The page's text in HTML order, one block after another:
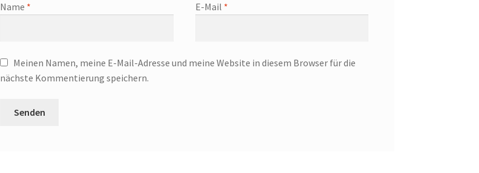
Name * E-Mail *
Meinen Namen, meine E-Mail-Adresse und meine Website in diesem Browser für die
nächste Kommentierung speichern.